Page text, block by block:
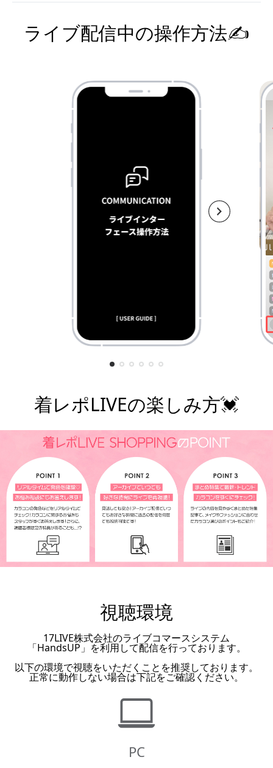
ライブ配信中の操作方法✍️
¥7,800
着レポLIVEの楽しみ方💓
視聴環境
17LIVE株式会社のライブコマースシステム
「HandsUP」を利用して配信を行っております。
以下の環境で視聴をいただくことを推奨しております。
正常に動作しない場合は下記をご確認ください。
PC